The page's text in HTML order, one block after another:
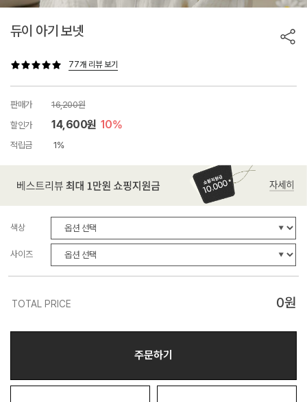
듀이 아기 보넷
77개 리뷰 보기
판매가
16,200원
할인가
14,600원 10%
적립금 1%
색상
사이즈
TOTAL PRICE 0원
주문하기